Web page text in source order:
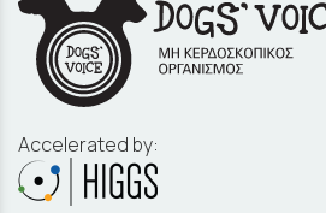
Accelerated by: